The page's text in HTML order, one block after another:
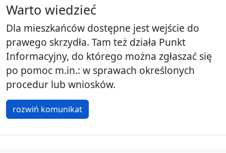
Warto wiedzieć
Dla mieszkańców dostępne jest wejście do
prawego skrzydła. Tam też działa Punkt
Informacyjny, do którego można zgłaszać się
po pomoc m.in.: w sprawach określonych
procedur lub wniosków.
rozwiń komunikat